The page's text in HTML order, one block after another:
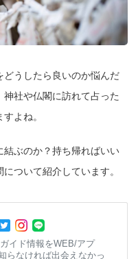
どうしたら良いのか悩んだ
社や仏閣に訪れて占った
よね。
ぶのか？持ち帰ればいい
ついて紹介しています。
イド情報をWEB/アプ
らなければ出会えなかっ